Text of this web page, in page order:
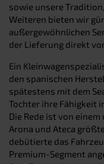
sowie unsere
Weiteren bieten wir
außergewöhnlichen
der Lieferung direkt
Ein
den spanischen
spätestens mit dem
Tochter ihre Fähigkeit
Die Rede ist von
Arona und Ateca
debütierte das
Premium-Segment